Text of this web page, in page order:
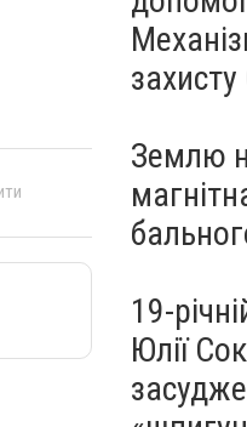
Землю
19-
Юлії